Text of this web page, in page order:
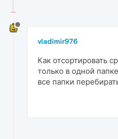
vladimir976
Как отсортировать
только в одной
все папки